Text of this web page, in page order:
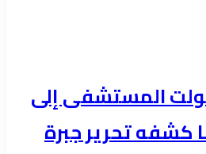
المستشفى إلى
كشفه تحرير جبرة